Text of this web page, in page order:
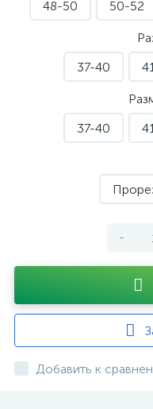
48-50
50-52
37-40
37-40
-
Добавить к